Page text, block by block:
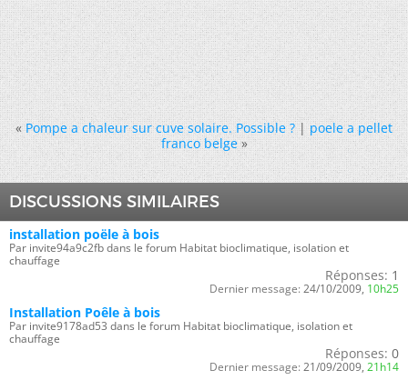
« Pompe a chaleur sur cuve solaire. Possible ?|poele a pellet
franco belge »
DISCUSSIONS SIMILAIRES
installation poële à bois
Par invite94a9c2fb dans le forum Habitat bioclimatique, isolation et
chauffage
Réponses: 1
Dernier message: 24/10/2009, 10h25
Installation Poêle à bois
Par invite9178ad53 dans le forum Habitat bioclimatique, isolation et
chauffage
Réponses: 0
Dernier message: 21/09/2009, 21h14